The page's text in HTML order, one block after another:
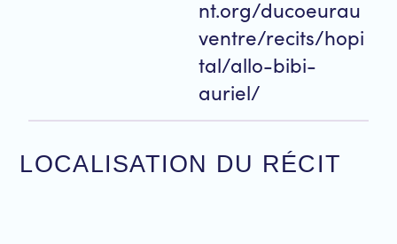
nt.org/ducoeurau
ventre/recits/hopi
tal/allo-bibi-
auriel/
LOCALISATION DU RÉCIT